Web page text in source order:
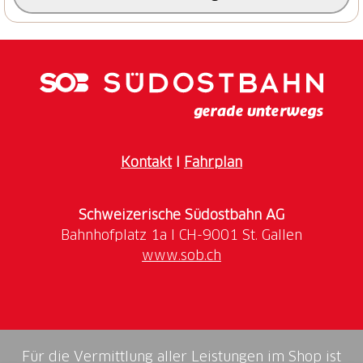
KontaktI Fahrplan
Schweizerische Südostbahn AG
www.sob.ch
Für die Vermittlung aller Leistungen im Shop ist